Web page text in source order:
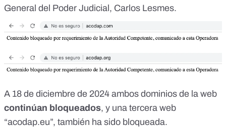
General del Poder Judicial, Carlos Lesmes.
A 18 de diciembre de 2024 ambos dominios de la web
continúan bloqueados, y una tercera web
“acodap.eu”, también ha sido bloqueada.